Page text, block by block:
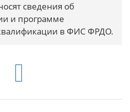
сведения об
и программе
в ФИС ФРДО.